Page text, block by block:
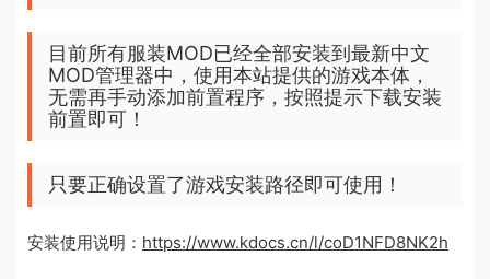
目前所有服装MOD已经全部安装到最新中文
MOD管理器中，使用本站提供的游戏本体，
无需再手动添加前置程序，按照提示下载安装
前置即可！
只要正确设置了游戏安装路径即可使用！
安装使用说明： https://www.kdocs.cn/l/coD1NFD8NK2h